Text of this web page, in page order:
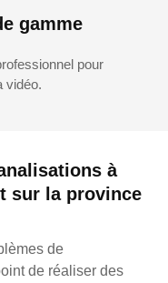
à
sur la province
de
de réaliser des
gamme
pour
vidéo.